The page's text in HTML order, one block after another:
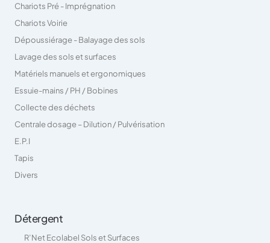
Chariots Pré - Imprégnation
Chariots Voirie
Dépoussiérage - Balayage des sols
Lavage des sols et surfaces
Matériels manuels et ergonomiques
Essuie-mains / PH / Bobines
Collecte des déchets
Centrale dosage – Dilution / Pulvérisation
E.P.I
Tapis
Divers
Détergent
R’Net Ecolabel Sols et Surfaces